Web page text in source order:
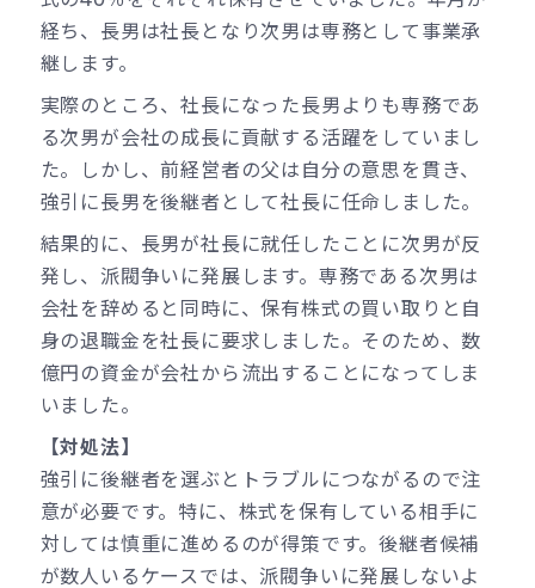
経ち、長男は社長となり次男は専務として事業承
継します。
実際のところ、社長になった長男よりも専務であ
る次男が会社の成長に貢献する活躍をしていまし
た。しかし、前経営者の父は自分の意思を貫き、
強引に長男を後継者として社長に任命しました。
結果的に、長男が社長に就任したことに次男が反
発し、派閥争いに発展します。専務である次男は
会社を辞めると同時に、保有株式の買い取りと自
身の退職金を社長に要求しました。そのため、数
億円の資金が会社から流出することになってしま
いました。
【対処法】
強引に後継者を選ぶとトラブルにつながるので注
意が必要です。特に、株式を保有している相手に
対しては慎重に進めるのが得策です。後継者候補
が数人いるケースでは、派閥争いに発展しないよ